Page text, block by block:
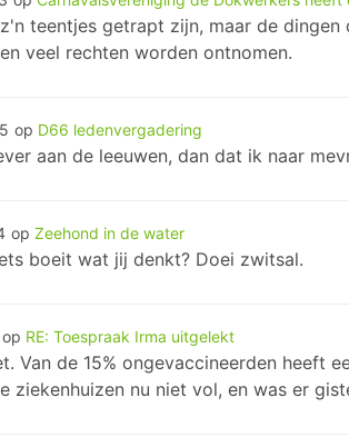
teentjes getrapt zijn, maar de
veel rechten worden ontnomen.
op D66 ledenvergadering
aan de leeuwen, dan dat ik naar
op Zeehond in de water
boeit wat jij denkt? Doei zwitsal.
op RE: Toespraak Irma uitgelekt
Van de 15% ongevaccineerden heeft
ziekenhuizen nu niet vol, en was er